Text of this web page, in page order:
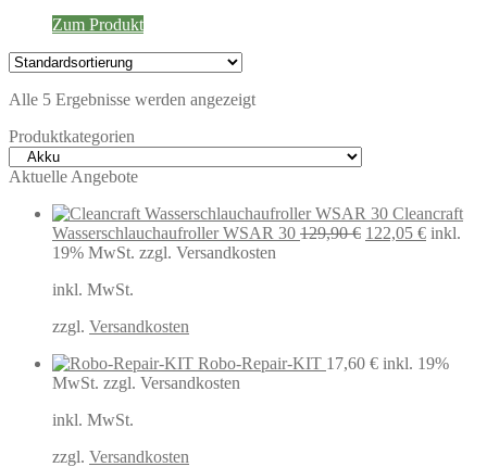
Zum Produkt
Alle 5 Ergebnisse werden angezeigt
Produktkategorien
Aktuelle Angebote
Cleancraft
Wasserschlauchaufroller WSAR 30 129,90€ Ursprünglicher
122,05 € inkl.
19% MwSt. zzgl. Versandkosten
inkl. MwSt.
zzgl. Versandkosten
Robo-Repair-KIT 17,60 € inkl. 19%
MwSt. zzgl. Versandkosten
inkl. MwSt.
zzgl. Versandkosten